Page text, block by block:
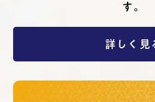
す。
詳しく見